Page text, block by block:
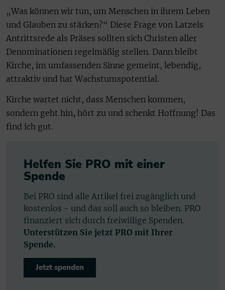
„Was können wir tun, um Menschen in ihrem Leben
und Glauben zu stärken?“ Diese Frage von Latzels
Antrittsrede als Präses sollten sich Christen aller
Denominationen regelmäßig stellen. Dann bleibt
Kirche, im umfassenden Sinne gemeint, lebendig,
attraktiv und hat Wachstumspotential.
Kirche wartet nicht, dass Menschen kommen,
sondern geht hin, hört zu und schenkt Hoffnung! Das
find ich gut.
Helfen Sie PRO mit einer
Spende
Bei PRO sind alle Artikel frei zugänglich und
kostenlos - und das soll auch so bleiben. PRO
finanziert sich durch freiwillige Spenden.
Unterstützen Sie jetzt PRO mit Ihrer
Spende.
Jetzt spenden